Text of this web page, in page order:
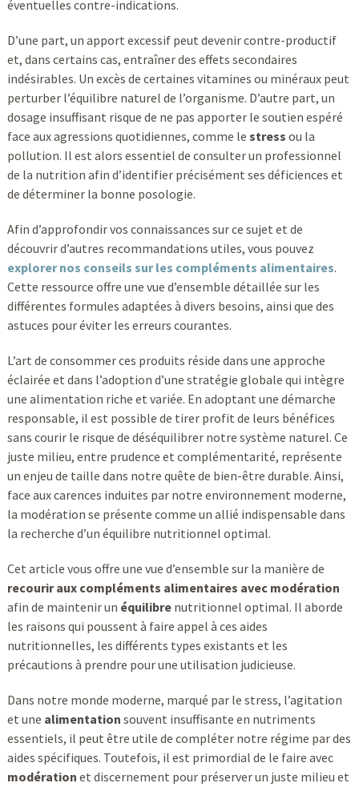
éventuelles contre-indications.
D’une part, un apport excessif peut devenir contre-productif
et, dans certains cas, entraîner des effets secondaires
indésirables. Un excès de certaines vitamines ou minéraux peut
perturber l’équilibre naturel de l’organisme. D’autre part, un
dosage insuffisant risque de ne pas apporter le soutien espéré
face aux agressions quotidiennes, comme le stress ou la
pollution. Il est alors essentiel de consulter un professionnel
de la nutrition afin d’identifier précisément ses déficiences et
de déterminer la bonne posologie.
Afin d’approfondir vos connaissances sur ce sujet et de
découvrir d’autres recommandations utiles, vous pouvez
explorer nos conseils sur les compléments alimentaires.
Cette ressource offre une vue d’ensemble détaillée sur les
différentes formules adaptées à divers besoins, ainsi que des
astuces pour éviter les erreurs courantes.
L’art de consommer ces produits réside dans une approche
éclairée et dans l’adoption d’une stratégie globale qui intègre
une alimentation riche et variée. En adoptant une démarche
responsable, il est possible de tirer profit de leurs bénéfices
sans courir le risque de déséquilibrer notre système naturel. Ce
juste milieu, entre prudence et complémentarité, représente
un enjeu de taille dans notre quête de bien-être durable. Ainsi,
face aux carences induites par notre environnement moderne,
la modération se présente comme un allié indispensable dans
la recherche d’un équilibre nutritionnel optimal.
Cet article vous offre une vue d’ensemble sur la manière de
recourir aux compléments alimentaires avec modération
afin de maintenir un équilibrenutritionnel optimal. Il aborde
les raisons qui poussent à faire appel à ces aides
nutritionnelles, les différents types existants et les
précautions à prendre pour une utilisation judicieuse.
Dans notre monde moderne, marqué par le stress, l’agitation
et une alimentation souvent insuffisante en nutriments
essentiels, il peut être utile de compléter notre régime par des
aides spécifiques. Toutefois, il est primordial de le faire avec
modération et discernement pour préserver un juste milieu et